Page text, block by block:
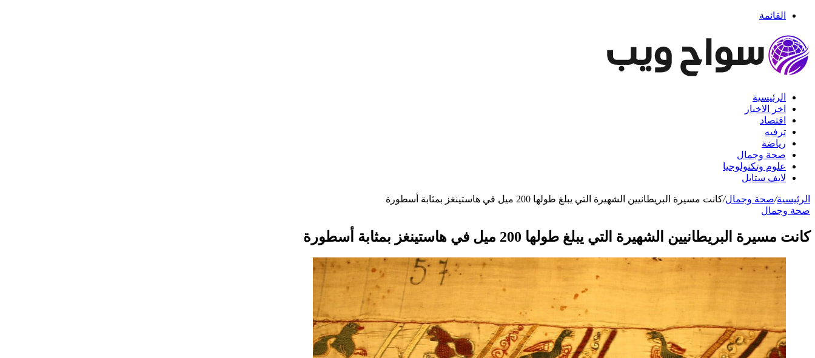
القائمة
الرئيسية
اخر الاخبار
اقتصاد
ترفيه
رياضة
صحة وجمال
علوم وتكنولوجيا
لايف ستايل
الرئيسية/صحة وجمال/كانت مسيرة البريطانيين الشهيرة التي يبلغ طولها 200 ميل في هاستينغز بمثابة أسطورة
صحة وجمال
كانت مسيرة البريطانيين الشهيرة التي يبلغ طولها 200 ميل في هاستينغز بمثابة أسطورة